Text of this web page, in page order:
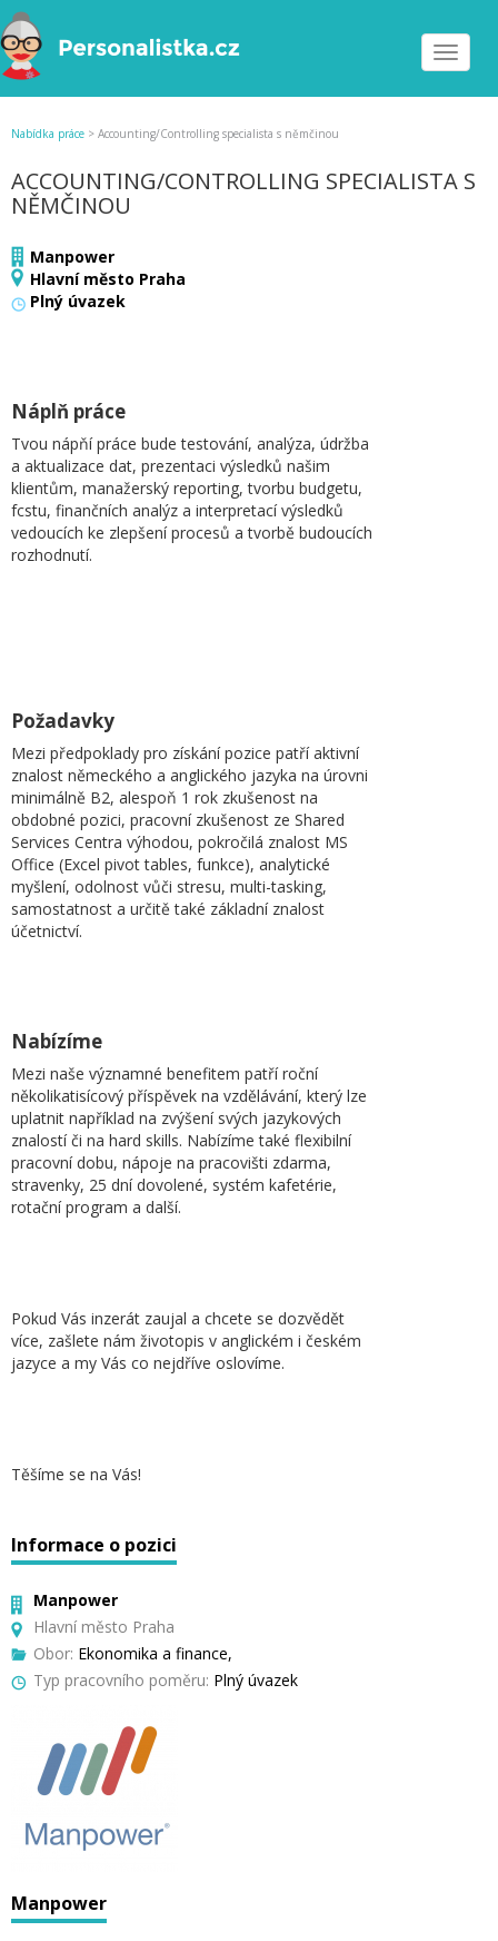
Toggle
Nabídka práce > Accounting/Controlling specialista s němčinou
ACCOUNTING/CONTROLLING SPECIALISTA S
NĚMČINOU
Manpower
Hlavní město Praha
Plný úvazek
Náplň práce
Tvou nápňí práce bude testování, analýza, údržba
a aktualizace dat, prezentaci výsledků našim
klientům, manažerský reporting, tvorbu budgetu,
fcstu, finančních analýz a interpretací výsledků
vedoucích ke zlepšení procesů a tvorbě budoucích
rozhodnutí.
Požadavky
Mezi předpoklady pro získání pozice patří aktivní
znalost německého a anglického jazyka na úrovni
minimálně B2, alespoň 1 rok zkušenost na
obdobné pozici, pracovní zkušenost ze Shared
Services Centra výhodou, pokročilá znalost MS
Office (Excel pivot tables, funkce), analytické
myšlení, odolnost vůči stresu, multi-tasking,
samostatnost a určitě také základní znalost
účetnictví.
Nabízíme
Mezi naše významné benefitem patří roční
několikatisícový příspěvek na vzdělávání, který lze
uplatnit například na zvýšení svých jazykových
znalostí či na hard skills. Nabízíme také flexibilní
pracovní dobu, nápoje na pracovišti zdarma,
stravenky, 25 dní dovolené, systém kafetérie,
rotační program a další.
Pokud Vás inzerát zaujal a chcete se dozvědět
více, zašlete nám životopis v anglickém i českém
jazyce a my Vás co nejdříve oslovíme.
Těšíme se na Vás!
Informace o pozici
Manpower
Hlavní město Praha
Obor: Ekonomika a finance,
Typ pracovního poměru: Plný úvazek
Manpower